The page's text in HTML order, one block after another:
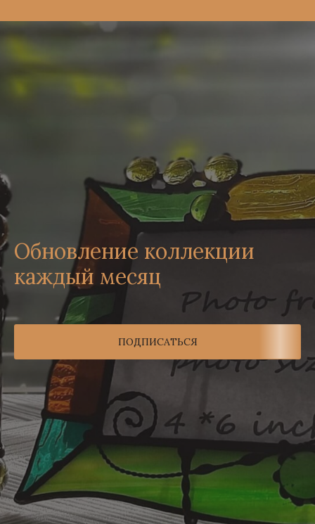
Обновление коллекции
каждый месяц
ПОДПИСАТЬСЯ